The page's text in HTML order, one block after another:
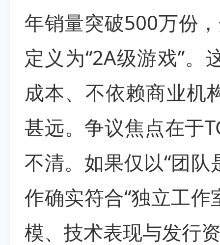
年销量突破500万份
定义为“2A级游戏”。
成本、不依赖商业机
甚远。争议焦点在于
不清。如果仅以“团
作确实符合“独立工
模、技术表现与发行